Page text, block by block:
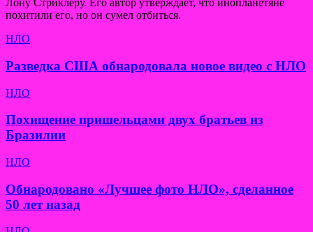
Лону Стриклеру. Его автор утверждает, что инопланетяне
похитили его, но он сумел отбиться.
НЛО
Разведка США обнародовала новое видео с НЛО
НЛО
Похищение пришельцами двух братьев из
Бразилии
НЛО
Обнародовано «Лучшее фото НЛО», сделанное
50 лет назад